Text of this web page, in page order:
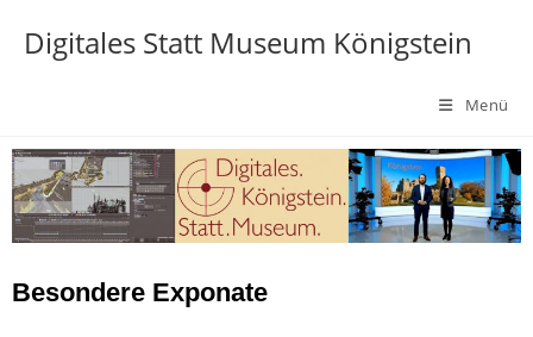
Digitales Statt Museum Königstein
Menü
Besondere Exponate